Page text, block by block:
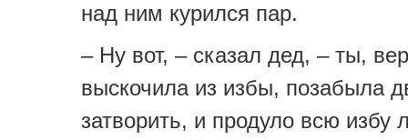
над ним курился пар.
– Ну вот, – сказал дед, – ты,
выскочила из избы, позабыла
затворить, и продуло всю избу